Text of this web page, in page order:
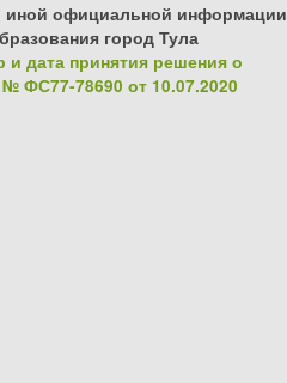
иной официальной информации
город Тула
и дата принятия решения о
ФС77-78690 от 10.07.2020